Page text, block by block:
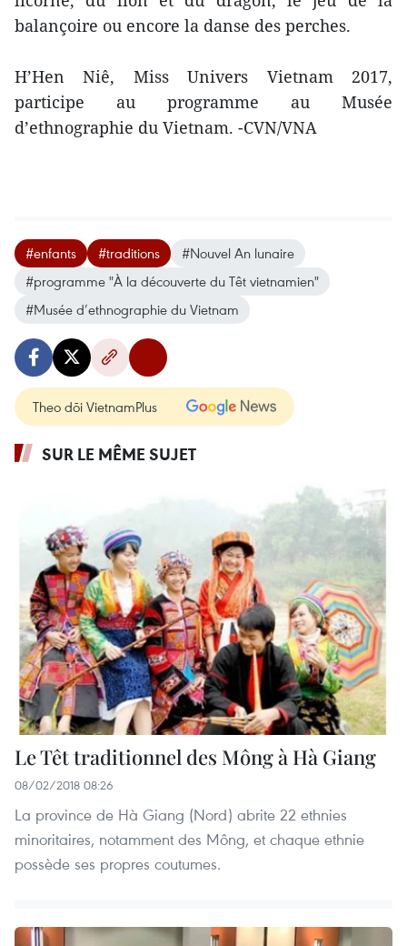
balançoire ou encore la danse des perches.
H’Hen Niê, Miss Univers Vietnam 2017,
participe au programme au Musée
d’ethnographie du Vietnam. -CVN/VNA
#enfants #traditions
#Nouvel An lunaire
#programme "À la découverte du Têt vietnamien"
#Musée d’ethnographie du Vietnam
Theo dõi VietnamPlus
SUR LE MÊME SUJET
Le Têt traditionnel des Mông à Hà Giang
08/02/2018 08:26
La province de Hà Giang (Nord) abrite 22 ethnies
minoritaires, notamment des Mông, et chaque ethnie
possède ses propres coutumes.